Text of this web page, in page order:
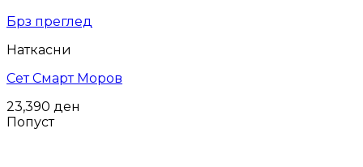
Брз преглед
Наткасни
Сет Смарт Моров
23,390 ден
Попуст